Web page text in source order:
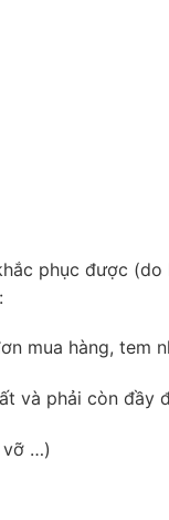
phục được
mua hàng, tem
và phải còn
vỡ …)